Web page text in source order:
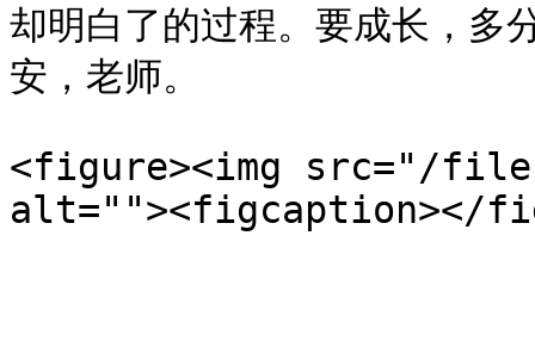
却明白了的过程。要成长，多
安，老师。
<figure><img src="/files/